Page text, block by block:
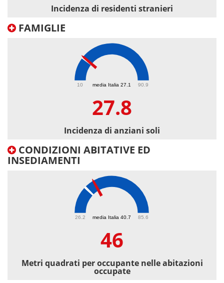
Incidenza di residenti stranieri
FAMIGLIE
media Italia 27.1
10 90.9
27.8
Incidenza di anziani soli
CONDIZIONI ABITATIVE ED
INSEDIAMENTI
media Italia 40.7
26.2 85.6
46
Metri quadrati per occupante nelle abitazioni
occupate